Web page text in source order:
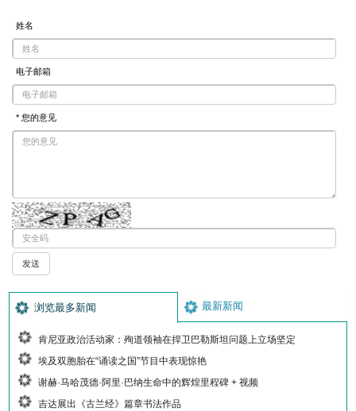
姓名
电子邮箱
* 您的意见
浏览最多新闻 最新新闻
肯尼亚政治活动家：殉道领袖在捍卫巴勒斯坦问题上立场坚定
埃及双胞胎在“诵读之国”节目中表现惊艳
谢赫·马哈茂德·阿里·巴纳生命中的辉煌里程碑 + 视频
吉达展出《古兰经》篇章书法作品